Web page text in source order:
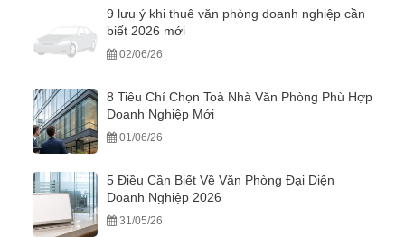
9 lưu ý khi thuê văn phòng doanh nghiệp cần
biết 2026 mới
02/06/26
8 Tiêu Chí Chọn Toà Nhà Văn Phòng Phù Hợp
Doanh Nghiệp Mới
01/06/26
5 Điều Cần Biết Về Văn Phòng Đại Diện
Doanh Nghiệp 2026
31/05/26